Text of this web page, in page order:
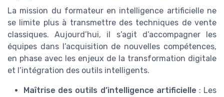
La mission du formateur en intelligence artificielle ne
se limite plus à transmettre des techniques de vente
classiques. Aujourd’hui, il s’agit d’accompagner les
équipes dans l’acquisition de nouvelles compétences,
en phase avec les enjeux de la transformation digitale
et l’intégration des outils intelligents.
Maîtrise des outils d’intelligence artificielle : Les